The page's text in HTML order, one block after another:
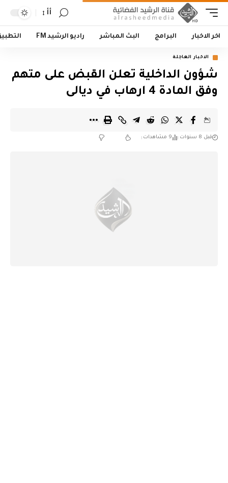
أأ
اخر الاخبار البرامج البث المباشر راديو الرشيد FM
الاخبار العاجلة
شؤون الداخلية تعلن القبض على متهم
وفق المادة 4 ارهاب في ديالى
قبل 8 سنوات 9 مشاهدات